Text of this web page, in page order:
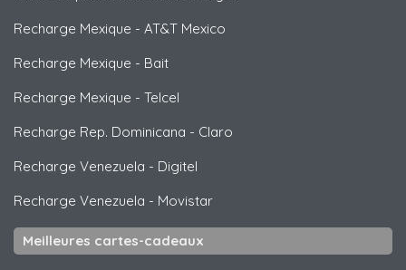
Recharge Mexique - AT&T Mexico
Recharge Mexique - Bait
Recharge Mexique - Telcel
Recharge Rep. Dominicana - Claro
Recharge Venezuela - Digitel
Recharge Venezuela - Movistar
Meilleures cartes-cadeaux